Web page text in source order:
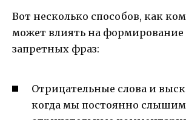
Вот несколько способов, как
может влиять на формирование
запретных фраз:
Отрицательные слова и
когда мы постоянно слышим